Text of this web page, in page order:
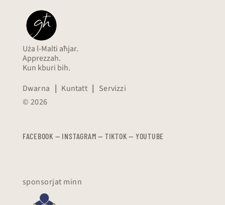
Uża l-Malti aħjar.
Apprezzah.
Kun kburi bih.
Dwarna | Kuntatt | Servizzi
© 2026
FACEBOOK — INSTAGRAM — TIKTOK — YOUTUBE
sponsorjat minn